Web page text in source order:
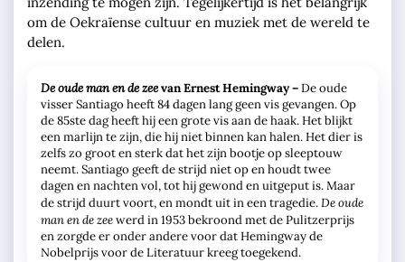
om de Oekraïense cultuur en muziek met de wereld te
delen.
De oude man en de zeevan Ernest Hemingway –De oude
visser Santiago heeft 84 dagen lang geen vis gevangen. Op
de 85ste dag heeft hij een grote vis aan de haak. Het blijkt
een marlijn te zijn, die hij niet binnen kan halen. Het dier is
zelfs zo groot en sterk dat het zijn bootje op sleeptouw
neemt. Santiago geeft de strijd niet op en houdt twee
dagen en nachten vol, tot hij gewond en uitgeput is. Maar
de strijd duurt voort, en mondt uit in een tragedie.De oude
man en de zeewerd in 1953 bekroond met de Pulitzerprijs
en zorgde er onder andere voor dat Hemingway de
Nobelprijs voor de Literatuur kreeg toegekend.